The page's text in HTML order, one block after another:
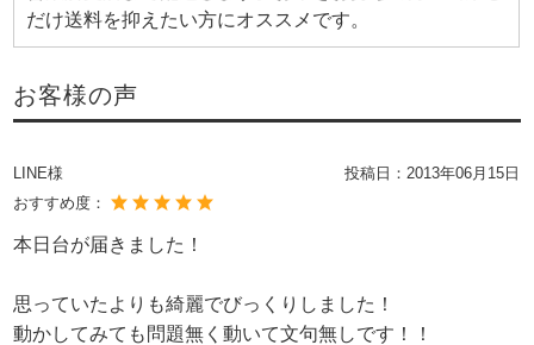
だけ送料を抑えたい方にオススメです。
お客様の声
LINE様 投稿日： 2013年06月15日
おすすめ度：
本日台が届きました！
思っていたよりも綺麗でびっくりしました！
動かしてみても問題無く動いて文句無しです！！